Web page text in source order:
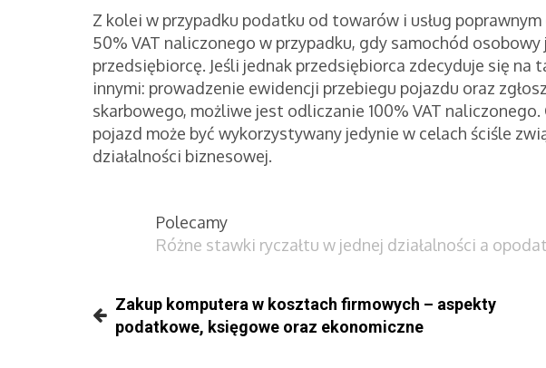
Z kolei w przypadku podatku od towarów i usług
50% VAT naliczonego w przypadku, gdy samochód
przedsiębiorcę. Jeśli jednak przedsiębiorca zdecyduje się na
innymi: prowadzenie ewidencji przebiegu pojazdu oraz
skarbowego, możliwe jest odliczanie 100% VAT
pojazd może być wykorzystywany jedynie w celach ściśle
działalności biznesowej.
Polecamy
Różne stawki ryczałtu w jednej działalności a
Zakup komputera w kosztach firmowych – aspekty
podatkowe, księgowe oraz ekonomiczne